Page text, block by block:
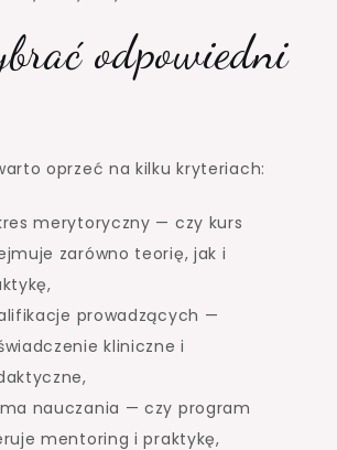
odpowiedni
oprzeć na kilku kryteriach:
merytoryczny — czy kurs
zarówno teorię, jak i
prowadzących —
kliniczne i
nauczania — czy program
mentoring i praktykę,